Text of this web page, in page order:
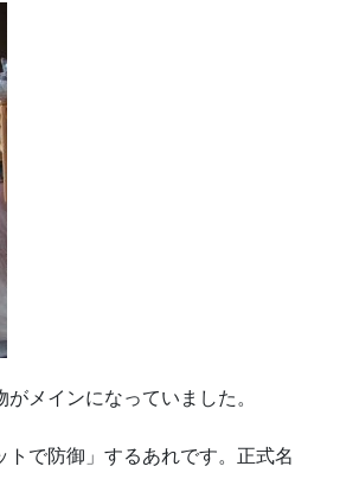
メインになっていました。
で防御」するあれです。正式名